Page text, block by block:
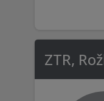
ZTR,